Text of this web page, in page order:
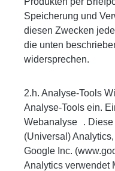
Speicherung und
diesen Zwecken
die unten
widersprechen.
2.h. Analyse-Tools
Analyse-Tools ein.
Webanalyse . Diese
(Universal)
Google Inc.
Analytics verwendet